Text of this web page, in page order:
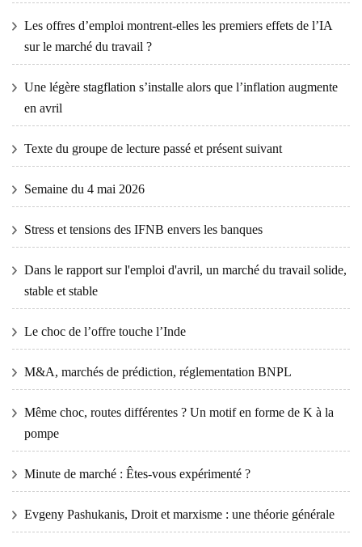
Les offres d’emploi montrent-elles les premiers effets de l’IA
sur le marché du travail ?
Une légère stagflation s’installe alors que l’inflation augmente
en avril
Texte du groupe de lecture passé et présent suivant
Semaine du 4 mai 2026
Stress et tensions des IFNB envers les banques
Dans le rapport sur l'emploi d'avril, un marché du travail solide,
stable et stable
Le choc de l’offre touche l’Inde
M&A, marchés de prédiction, réglementation BNPL
Même choc, routes différentes ? Un motif en forme de K à la
pompe
Minute de marché : Êtes-vous expérimenté ?
Evgeny Pashukanis, Droit et marxisme : une théorie générale